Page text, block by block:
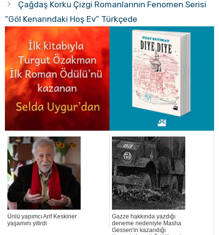
Çağdaş Korku Çizgi Romanlarının Fenomen Serisi
“Göl Kenarındaki Hoş Ev” Türkçede
Ünlü yapımcı Arif Keskiner
yaşamını yitirdi
Gazze hakkında yazdığı
deneme nedeniyle Masha
Gessen'in kazandığı